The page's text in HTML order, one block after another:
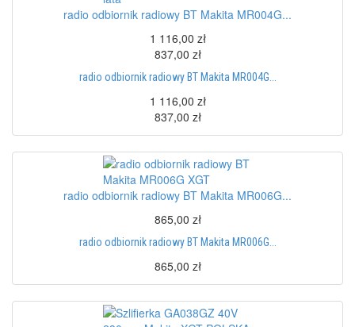
radio odbiornik radiowy BT Makita MR004G...
1 116,00 zł
837,00 zł
radio odbiornik radiowy BT Makita MR004G...
1 116,00 zł
837,00 zł
radio odbiornik radiowy BT Makita MR006G...
865,00 zł
radio odbiornik radiowy BT Makita MR006G...
865,00 zł